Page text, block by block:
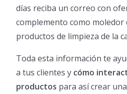
días reciba un correo con
complemento como moledor
productos de limpieza de la
Toda esta información te
a tus clientes y cómo
productos para así crear